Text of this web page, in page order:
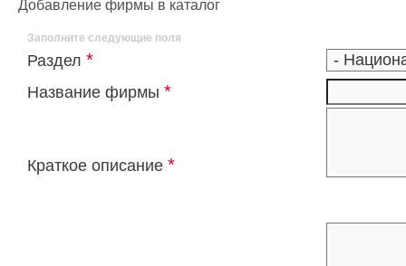
Добавление фирмы в каталог
Заполните следующие поля
Раздел *
Название фирмы *
Краткое описание *